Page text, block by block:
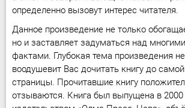
определенно вызовут интерес читателя.
Данное произведение не только
но и заставляет задуматься над
фактами. Глубокая тема произведения
воодушевит Вас дочитать книгу до
страницы. Прочитавшие книгу
отзываются. Книга был выпущена в 2000